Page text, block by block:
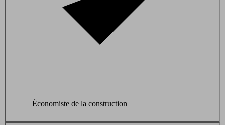
Économiste de la construction